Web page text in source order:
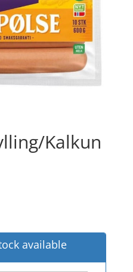
Kalkun
available